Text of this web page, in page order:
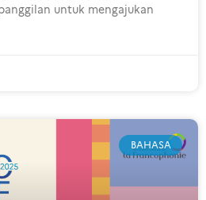
untuk mengajukan
BAHASA